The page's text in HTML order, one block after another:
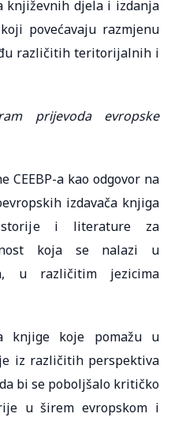
književnih djela i izdanja
povećavaju razmjenu
različitih teritorijalnih i
prijevoda evropske
CEEBP-a kao odgovor na
izdavača knjiga
i literature za
koja se nalazi u
u različitim jezicima
knjige koje pomažu u
iz različitih perspektiva
bi se poboljšalo kritičko
u širem evropskom i